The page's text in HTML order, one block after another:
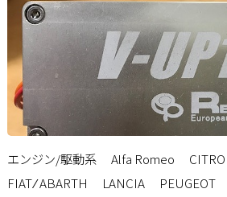
エンジン/駆動系 Alfa Romeo
FIAT ⁄ ABARTH
LANCIA PEUGEOT